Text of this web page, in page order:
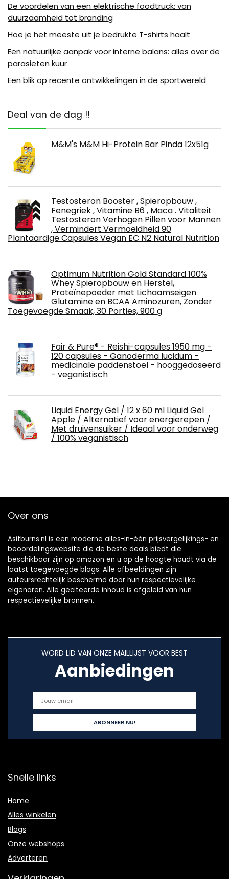
De voordelen van een elektrische foodtruck: van
duurzaamheid tot branding
Hoe je het meeste uit je bedrukte T-shirts haalt
Een natuurlijke aanpak voor interne balans: alles over de
parasieten kuur
Een blik op recente ontwikkelingen in de sportwereld
Deal van de dag !!
M&M's M&M Hi-Protein Bar Pinda 12x51g
Testosteron Booster , Spieropbouw ,
Fenegriek , Vitamine B6 , Maca . Vitaliteit
Testosteron Verhogen Pillen voor Mannen
, Vermindert Vermoeidheid 90
Plantaardige Capsules Vegan EC N2 Natural Nutrition
Optimum Nutrition Gold Standard 100%
Whey Spieropbouw en Herstel,
Proteïnepoeder met Lichaamseigen
Glutamine en BCAA Aminozuren, Zonder
Toegevoegde Smaak, 30 Porties, 900 g
Fair & Pure® - Reishi-capsules 1950 mg -
120 capsules - Ganoderma lucidum -
medicinale paddenstoel - hooggedoseerd
- veganistisch
Liquid Energy Gel / 12 x 60 ml Liquid Gel
Apple / Alternatief voor energierepen /
Met druivensuiker / Ideaal voor onderweg
/ 100% veganistisch
Over ons
Asitburns.nl is een moderne alles-in-één prijsvergelijkings- en
beoordelingswebsite die de beste deals biedt die
beschikbaar zijn op amazon en u op de hoogte houdt via de
laatst toegevoegde blogs. Alle afbeeldingen zijn
auteursrechtelijk beschermd door hun respectievelijke
eigenaren. Alle geciteerde inhoud is afgeleid van hun
respectievelijke bronnen.
WORD LID VAN ONZE MAILLIJST VOOR BEST
Aanbiedingen
Snelle links
Home
Alles winkelen
Blogs
Onze webshops
Adverteren